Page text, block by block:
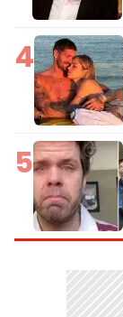
4
5